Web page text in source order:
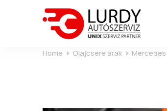
Home Olajcsere árak Mercedes